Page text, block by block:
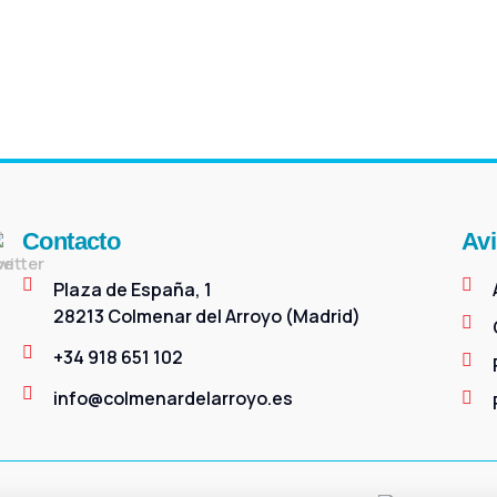
Contacto
Plaza de España, 1
28213 Colmenar del Arroyo (Madrid)
+34 918 651 102
info@colmenardelarroyo.es